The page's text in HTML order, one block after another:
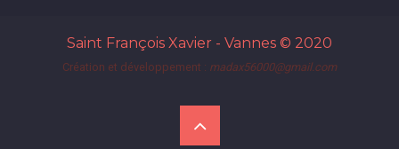
Saint François Xavier - Vannes © 2020
Création et développement : madax56000@gmail.com